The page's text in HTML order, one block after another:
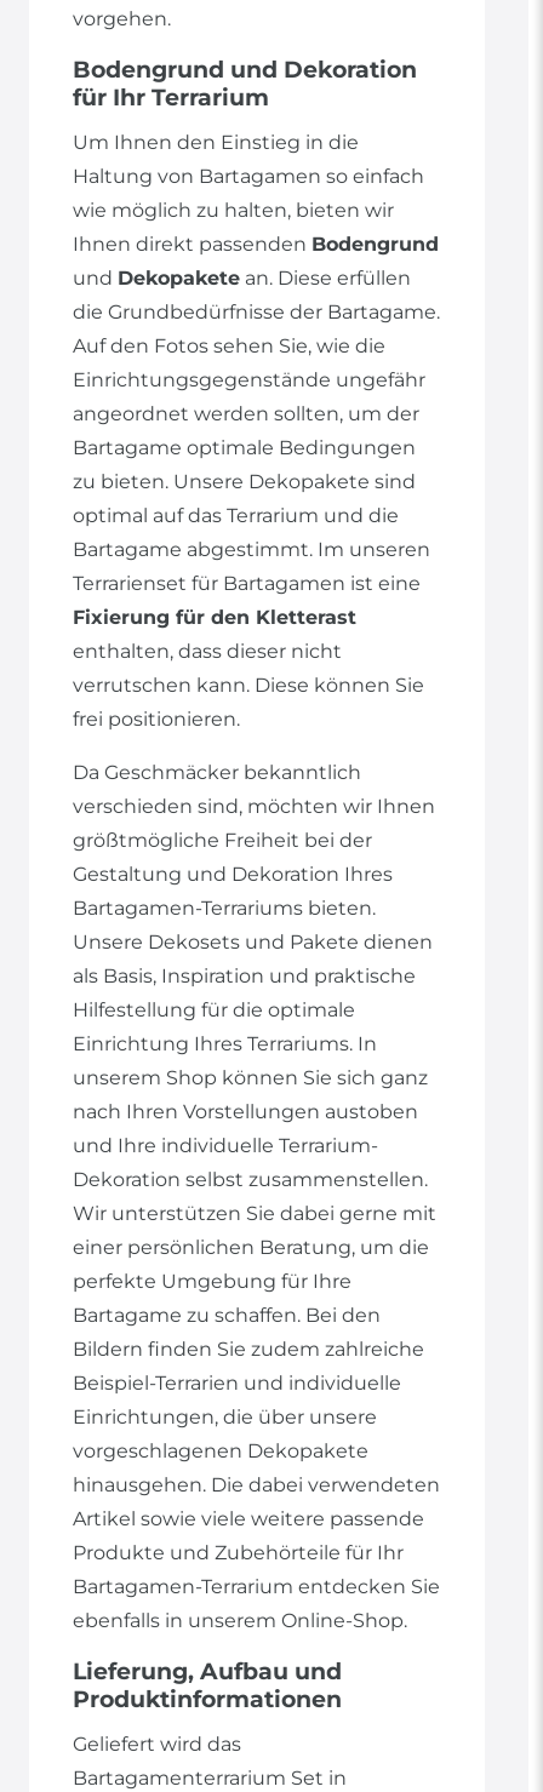
vorgehen.
Bodengrund und Dekoration
für Ihr Terrarium
Um Ihnen den Einstieg in die
Haltung von Bartagamen so einfach
wie möglich zu halten, bieten wir
Ihnen direkt passenden Bodengrund
und Dekopakete an. Diese erfüllen
die Grundbedürfnisse der Bartagame.
Auf den Fotos sehen Sie, wie die
Einrichtungsgegenstände ungefähr
angeordnet werden sollten, um der
Bartagame optimale Bedingungen
zu bieten. Unsere Dekopakete sind
optimal auf das Terrarium und die
Bartagame abgestimmt. Im unseren
Terrarienset für Bartagamen ist eine
Fixierung für den Kletterast
enthalten, dass dieser nicht
verrutschen kann. Diese können Sie
frei positionieren.
Da Geschmäcker bekanntlich
verschieden sind, möchten wir Ihnen
größtmögliche Freiheit bei der
Gestaltung und Dekoration Ihres
Bartagamen-Terrariums bieten.
Unsere Dekosets und Pakete dienen
als Basis, Inspiration und praktische
Hilfestellung für die optimale
Einrichtung Ihres Terrariums. In
unserem Shop können Sie sich ganz
nach Ihren Vorstellungen austoben
und Ihre individuelle Terrarium-
Dekoration selbst zusammenstellen.
Wir unterstützen Sie dabei gerne mit
einer persönlichen Beratung, um die
perfekte Umgebung für Ihre
Bartagame zu schaffen. Bei den
Bildern finden Sie zudem zahlreiche
Beispiel-Terrarien und individuelle
Einrichtungen, die über unsere
vorgeschlagenen Dekopakete
hinausgehen. Die dabei verwendeten
Artikel sowie viele weitere passende
Produkte und Zubehörteile für Ihr
Bartagamen-Terrarium entdecken Sie
ebenfalls in unserem Online-Shop.
Lieferung, Aufbau und
Produktinformationen
Geliefert wird das
Bartagamenterrarium Set in